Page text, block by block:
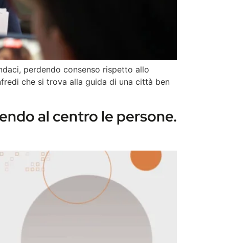
perdendo consenso rispetto allo
che si trova alla guida di una città ben
al centro le persone.